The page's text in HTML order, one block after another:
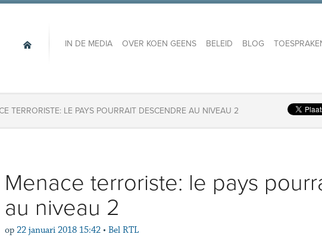
IN DE MEDIA OVER KOEN GEENS BELEID BLOG
TERRORISTE: LE PAYS POURRAIT DESCENDRE AU NIVEAU 2
Menace terroriste: le pays
au niveau 2
op 22 januari 2018 15:42 • Bel RTL